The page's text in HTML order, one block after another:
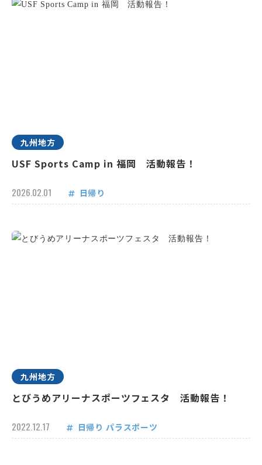
九州地方
USF Sports Camp in 福岡 活動報告！
2026.02.01 日帰り
九州地方
とびうめアリーナスポーツフェスタ 活動報告！
2022.12.17 日帰り パラスポーツ